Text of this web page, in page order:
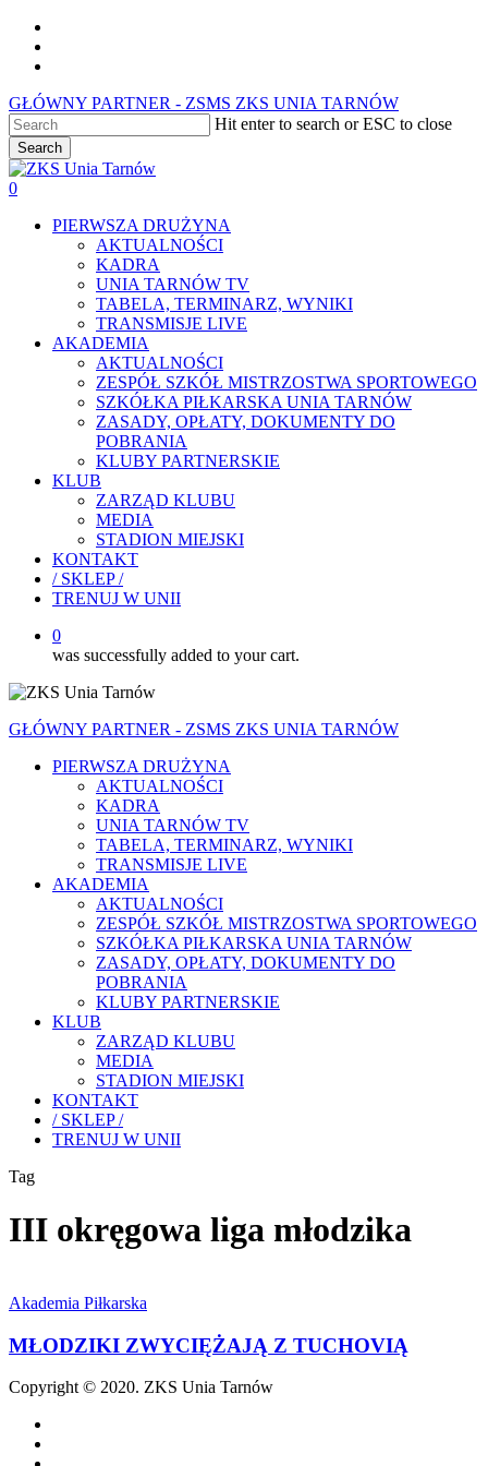
Skip
main
GŁÓWNY PARTNER - ZSMS ZKS UNIA TARNÓW
Hit enter to search or ESC to close
Search
Close
Search
0
PIERWSZA DRUŻYNA
AKTUALNOŚCI
KADRA
UNIA TARNÓW TV
TABELA, TERMINARZ, WYNIKI
TRANSMISJE LIVE
AKADEMIA
AKTUALNOŚCI
ZESPÓŁ SZKÓŁ MISTRZOSTWA SPORTOWEGO
SZKÓŁKA PIŁKARSKA UNIA TARNÓW
ZASADY, OPŁATY, DOKUMENTY DO
POBRANIA
KLUBY PARTNERSKIE
KLUB
ZARZĄD KLUBU
MEDIA
STADION MIEJSKI
KONTAKT
/ SKLEP /
TRENUJ W UNII
0
was successfully added to your cart.
GŁÓWNY PARTNER - ZSMS ZKS UNIA TARNÓW
PIERWSZA DRUŻYNA
AKTUALNOŚCI
KADRA
UNIA TARNÓW TV
TABELA, TERMINARZ, WYNIKI
TRANSMISJE LIVE
AKADEMIA
AKTUALNOŚCI
ZESPÓŁ SZKÓŁ MISTRZOSTWA SPORTOWEGO
SZKÓŁKA PIŁKARSKA UNIA TARNÓW
ZASADY, OPŁATY, DOKUMENTY DO
POBRANIA
KLUBY PARTNERSKIE
KLUB
ZARZĄD KLUBU
MEDIA
STADION MIEJSKI
KONTAKT
/ SKLEP /
TRENUJ W UNII
Tag
III okręgowa liga młodzika
ZWYCIĘŻAJĄ
TUCHOVIĄ
Akademia Piłkarska
MŁODZIKI ZWYCIĘŻAJĄ Z TUCHOVIĄ
Copyright © 2020. ZKS Unia Tarnów